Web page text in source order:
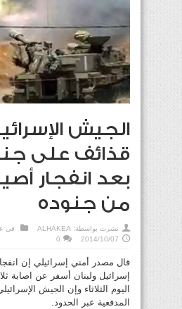
الجيش
قذائف على
من جنوده
نشرت بواسطة: ALHAKEA في
2014/10/07
0
قال مصدر أمني إسرائيلي إن
إسرائيل ولبنان أسفر عن اصابة
اليوم الثلاثاء وإن الجيش
المدفعية عبر الحدود.